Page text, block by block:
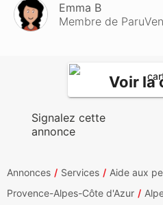
Emma B
Membre de
Voir la
Signalez cette
annonce
Annonces Services
Aide aux
Provence-Alpes-Côte d'Azur